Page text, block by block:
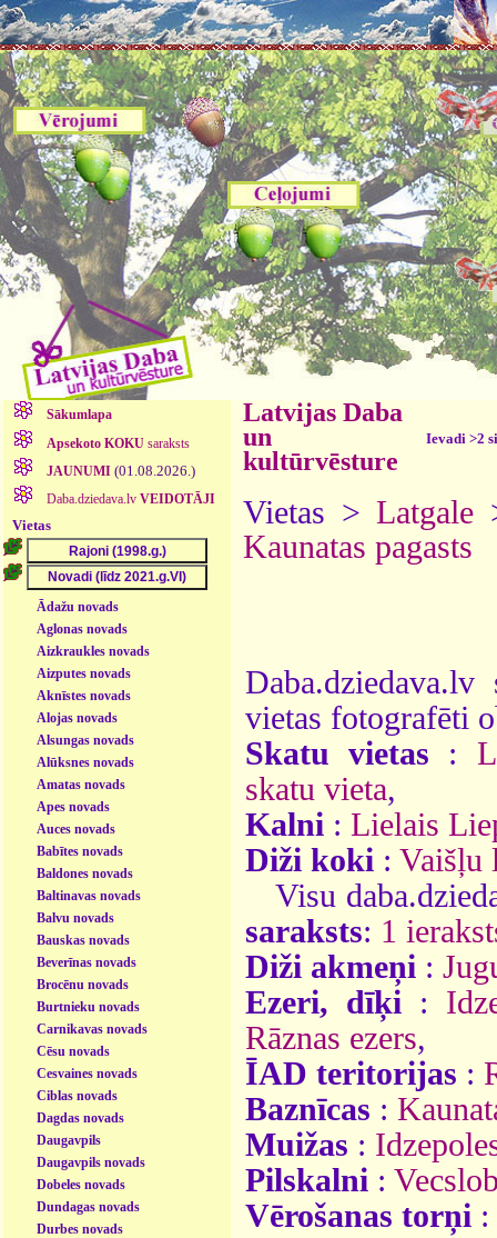
Sākumlapa
Apsekoto KOKUsaraksts
JAUNUMI (01.08.2026.)
Daba.dziedava.lv VEIDOTĀJI
Vietas
Ādažu novads
Aglonas novads
Aizkraukles novads
Aizputes novads
Aknīstes novads
Alojas novads
Alsungas novads
Alūksnes novads
Amatas novads
Apes novads
Auces novads
Babītes novads
Baldones novads
Baltinavas novads
Balvu novads
Bauskas novads
Beverīnas novads
Brocēnu novads
Burtnieku novads
Carnikavas novads
Cēsu novads
Cesvaines novads
Ciblas novads
Dagdas novads
Daugavpils
Daugavpils novads
Dobeles novads
Dundagas novads
Durbes novads
Latvijas Daba
un
kultūrvēsture
Ievadi >2
Vietas >Latgale
Kaunatas pagasts
vietas fotografēti
Skatu vietas :
skatu vieta,
Kalni : Lielais
Diži koki : Vaišļu
Visu
saraksts: 1
Diži akmeņi :
Ezeri, dīķi :
Rāznas ezers,
ĪAD teritorijas :
Baznīcas :
Muižas :
Pilskalni :
Vērošanas torņi :